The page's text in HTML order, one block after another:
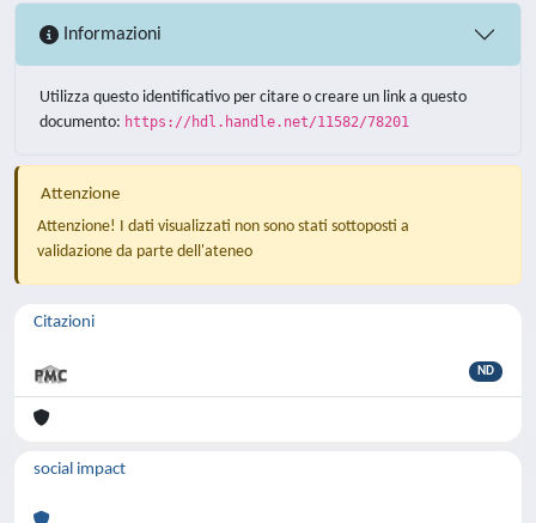
Informazioni
Utilizza questo identificativo per citare o creare un link a questo
documento: https://hdl.handle.net/11582/78201
Attenzione
Attenzione! I dati visualizzati non sono stati sottoposti a
validazione da parte dell'ateneo
Citazioni
ND
social impact